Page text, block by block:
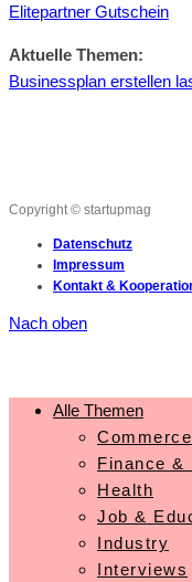
Elitepartner Gutschein
Aktuelle Themen:
Businessplan erstellen
Copyright © startupmag
Datenschutz
Impressum
Kontakt &
Nach oben
Alle Themen
Commerce
Finance &
Health
Job &
Industry
Interviews